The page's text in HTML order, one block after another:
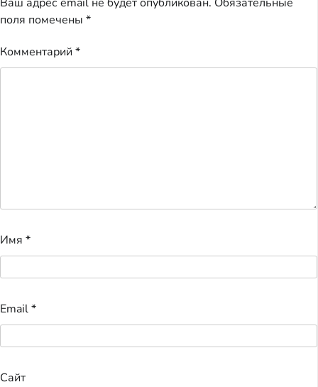
Ваш адрес email не будет опубликован. Обязательные
поля помечены *
Комментарий *
Имя *
Email*
Сайт